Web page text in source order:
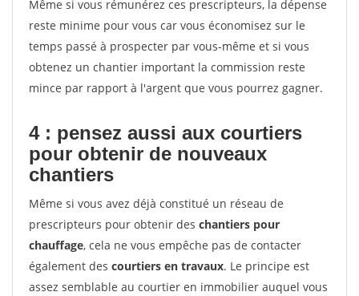
Même si vous rémunérez ces prescripteurs, la dépense
reste minime pour vous car vous économisez sur le
temps passé à prospecter par vous-même et si vous
obtenez un chantier important la commission reste
mince par rapport à l'argent que vous pourrez gagner.
4 : pensez aussi aux courtiers
pour obtenir de nouveaux
chantiers
Même si vous avez déjà constitué un réseau de
prescripteurs pour obtenir des chantiers pour
chauffage, cela ne vous empêche pas de contacter
également des courtiers en travaux. Le principe est
assez semblable au courtier en immobilier auquel vous